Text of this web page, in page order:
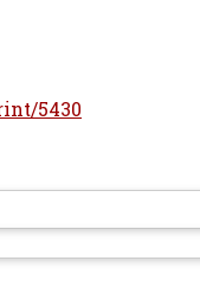
5430